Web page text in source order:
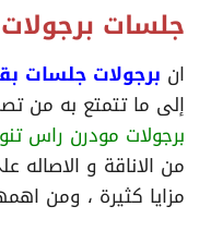
جلسات
ان برجولات جلسات
إلى ما تتمتع به من
برجولات مودرن راس
من الاناقة و الاصاله
مزايا كثيرة ، ومن